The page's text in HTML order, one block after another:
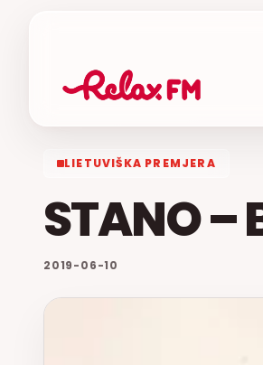
LIETUVIŠKA PREMJERA
2019-06-10